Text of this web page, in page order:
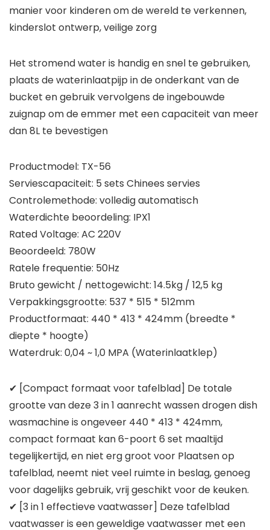
manier voor kinderen om de wereld te verkennen,
kinderslot ontwerp, veilige zorg
Het stromend water is handig en snel te gebruiken,
plaats de waterinlaatpijp in de onderkant van de
bucket en gebruik vervolgens de ingebouwde
zuignap om de emmer met een capaciteit van meer
dan 8L te bevestigen
Productmodel: TX-56
Serviescapaciteit: 5 sets Chinees servies
Controlemethode: volledig automatisch
Waterdichte beoordeling: IPX1
Rated Voltage: AC 220V
Beoordeeld: 780W
Ratele frequentie: 50Hz
Bruto gewicht / nettogewicht: 14.5kg / 12,5 kg
Verpakkingsgrootte: 537 * 515 * 512mm
Productformaat: 440 * 413 * 424mm (breedte *
diepte * hoogte)
Waterdruk: 0,04 ~ 1,0 MPA (Waterinlaatklep)
✔ [Compact formaat voor tafelblad] De totale
grootte van deze 3 in 1 aanrecht wassen drogen dish
wasmachine is ongeveer 440 * 413 * 424mm,
compact formaat kan 6-poort 6 set maaltijd
tegelijkertijd, en niet erg groot voor Plaatsen op
tafelblad, neemt niet veel ruimte in beslag, genoeg
voor dagelijks gebruik, vrij geschikt voor de keuken.
✔ [3 in 1 effectieve vaatwasser] Deze tafelblad
vaatwasser is een geweldige vaatwasser met een